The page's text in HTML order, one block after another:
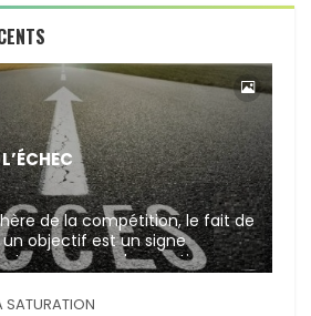
de la compétition, le fait de
objectif est un signe
une source de sanctions
[…]
SATURATION